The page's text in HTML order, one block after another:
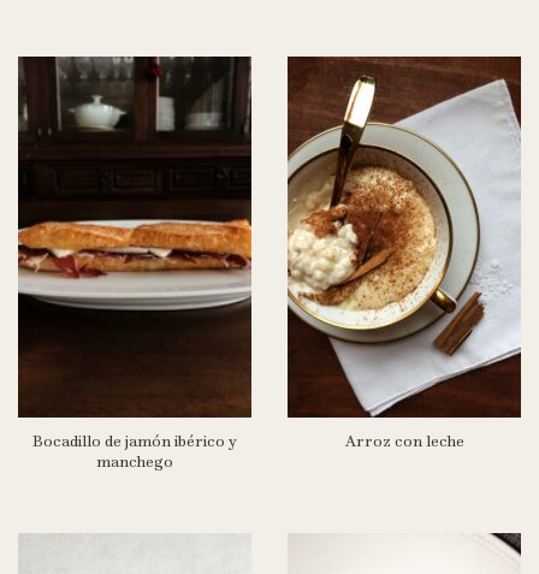
Bocadillo de jamón ibérico y
manchego
Arroz con leche